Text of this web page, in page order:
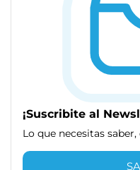
¡Suscribite al
Lo que necesitas